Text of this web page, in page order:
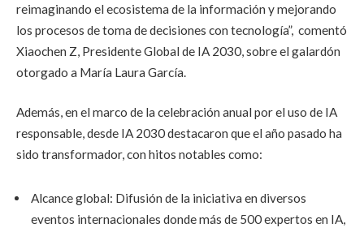
reimaginando el ecosistema de la información y mejorando
los procesos de toma de decisiones con tecnología”, comentó
Xiaochen Z, Presidente Global de IA 2030, sobre el galardón
otorgado a María Laura García.
Además, en el marco de la celebración anual por el uso de IA
responsable, desde IA 2030 destacaron que el año pasado ha
sido transformador, con hitos notables como:
Alcance global: Difusión de la iniciativa en diversos
eventos internacionales donde más de 500 expertos en IA,